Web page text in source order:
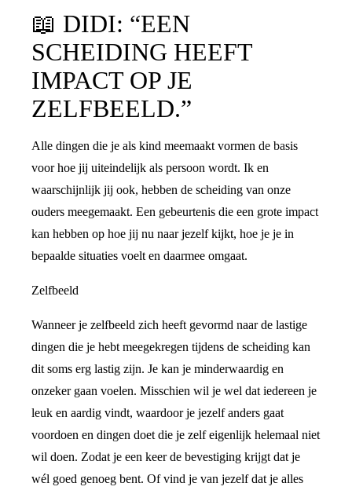
📖 DIDI: “EEN
SCHEIDING HEEFT
IMPACT OP JE
ZELFBEELD.”
Alle dingen die je als kind meemaakt vormen de basis
voor hoe jij uiteindelijk als persoon wordt. Ik en
waarschijnlijk jij ook, hebben de scheiding van onze
ouders meegemaakt. Een gebeurtenis die een grote impact
kan hebben op hoe jij nu naar jezelf kijkt, hoe je je in
bepaalde situaties voelt en daarmee omgaat.
Zelfbeeld
Wanneer je zelfbeeld zich heeft gevormd naar de lastige
dingen die je hebt meegekregen tijdens de scheiding kan
dit soms erg lastig zijn. Je kan je minderwaardig en
onzeker gaan voelen. Misschien wil je wel dat iedereen je
leuk en aardig vindt, waardoor je jezelf anders gaat
voordoen en dingen doet die je zelf eigenlijk helemaal niet
wil doen. Zodat je een keer de bevestiging krijgt dat je
wél goed genoeg bent. Of vind je van jezelf dat je alles